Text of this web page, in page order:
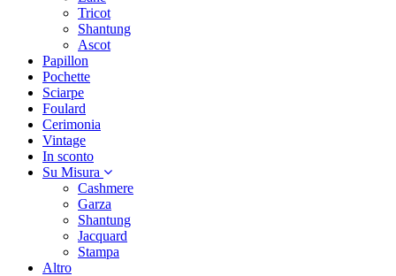
Tricot
Shantung
Ascot
Papillon
Pochette
Sciarpe
Foulard
Cerimonia
Vintage
In sconto
Su Misura
Cashmere
Garza
Shantung
Jacquard
Stampa
Altro